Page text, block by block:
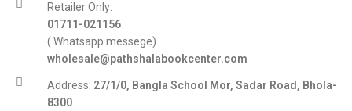
Retailer Only:
01711-021156
( Whatsapp messege)
wholesale@pathshalabookcenter.com
Address: 27/1/0, Bangla School Mor, Sadar Road, Bhola-
8300